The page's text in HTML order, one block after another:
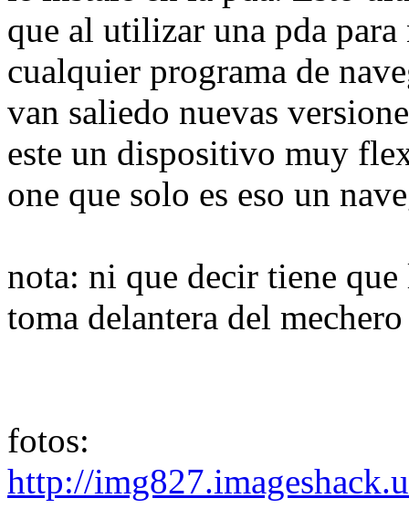
que al utilizar una pda
cualquier programa de
van saliedo nuevas
este un dispositivo muy
one que solo es eso un
nota: ni que decir tiene
toma delantera del mechero
fotos:
http://